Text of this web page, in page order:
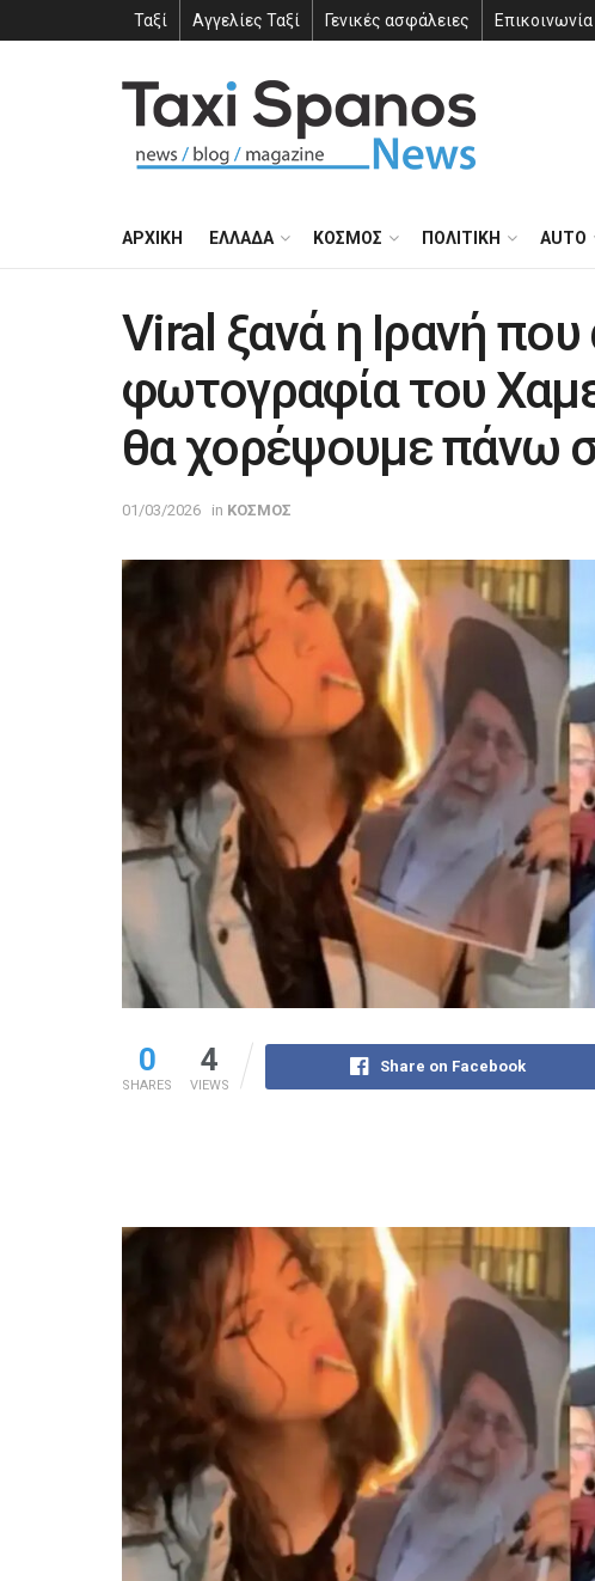
Ταξί Αγγελίες Ταξί Γενικές ασφάλειες Επικοινωνία
ΑΡΧΙΚΗ ΕΛΛΑΔΑ ΚΟΣΜΟΣ ΠΟΛΙΤΙΚΗ AUTO
Viral ξανά η Ιρανή
φωτογραφία του
θα χορέψουμε πάνω
01/03/2026 in ΚΟΣΜΟΣ
0
SHARES
4
VIEWS
Share on Facebook